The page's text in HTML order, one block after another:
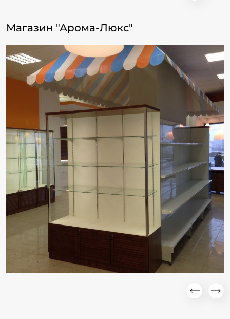
Магазин "Арома-Люкс"